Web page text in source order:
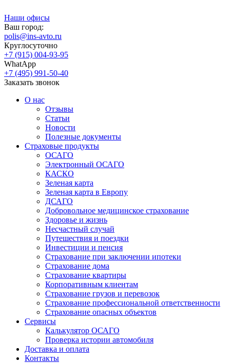
Наши офисы
Ваш город:
polis@ins-avto.ru
Круглосуточно
+7 (915) 004-93-95
WhatApp
+7 (495) 991-50-40
Заказать звонок
О нас
Отзывы
Статьи
Новости
Полезные документы
Страховые продукты
ОСАГО
Электронный ОСАГО
КАСКО
Зеленая карта
Зеленая карта в Европу
ДСАГО
Добровольное медицинское страхование
Здоровье и жизнь
Несчастный случай
Путешествия и поездки
Инвестиции и пенсия
Страхование при заключении ипотеки
Страхование дома
Страхование квартиры
Корпоративным клиентам
Страхование грузов и перевозок
Страхование профессиональной ответственности
Страхование опасных объектов
Сервисы
Калькулятор ОСАГО
Проверка истории автомобиля
Доставка и оплата
Контакты